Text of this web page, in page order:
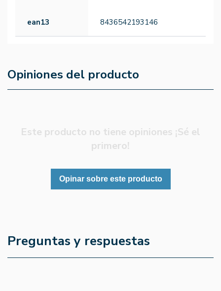
ean13 8436542193146
Opiniones del producto
Este producto no tiene opiniones ¡Sé el
primero!
Opinar sobre este producto
Preguntas y respuestas